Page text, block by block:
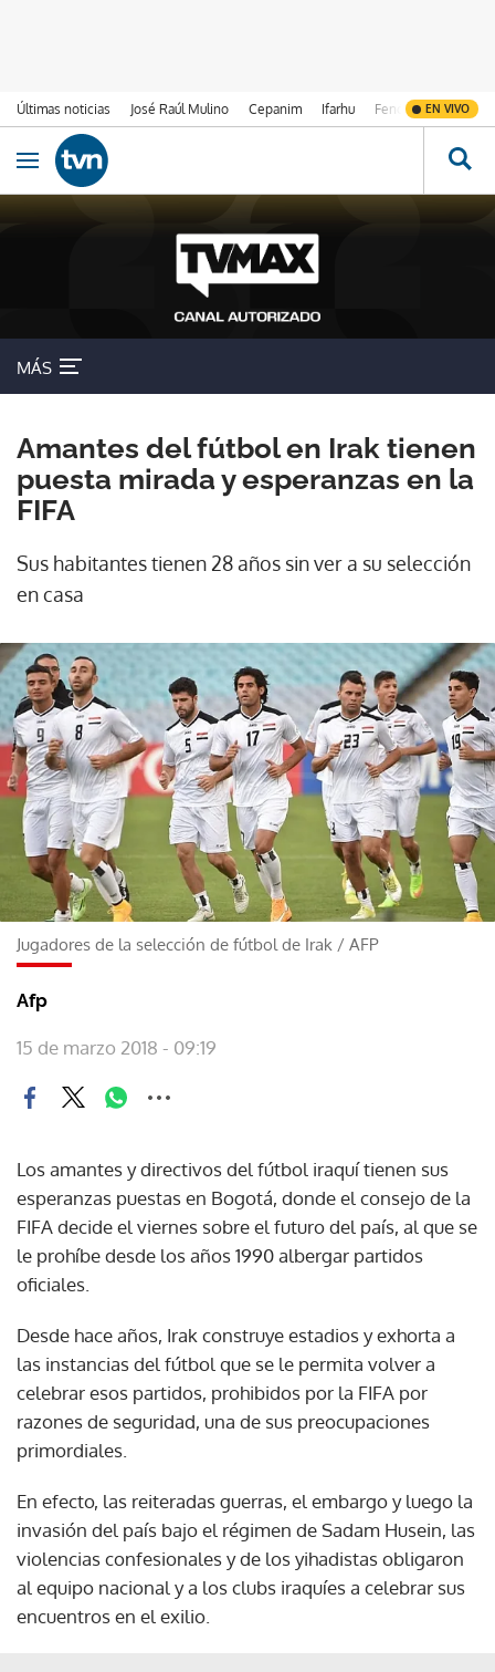
Últimas noticias José Raúl Mulino Cepanim Ifarhu Fenómeno de El
EN VIVO
Ir al contenido
Obrir navegació
MÁS
Amantes del fútbol en Irak tienen
puesta mirada y esperanzas en la
FIFA
Sus habitantes tienen 28 años sin ver a su selección
en casa
Jugadores de la selección de fútbol de Irak / AFP
Afp
15 de marzo 2018 - 09:19
Los amantes y directivos del fútbol iraquí tienen sus
esperanzas puestas en Bogotá, donde el consejo de la
FIFA decide el viernes sobre el futuro del país, al que se
le prohíbe desde los años 1990 albergar partidos
oficiales.
Desde hace años, Irak construye estadios y exhorta a
las instancias del fútbol que se le permita volver a
celebrar esos partidos, prohibidos por la FIFA por
razones de seguridad, una de sus preocupaciones
primordiales.
En efecto, las reiteradas guerras, el embargo y luego la
invasión del país bajo el régimen de Sadam Husein, las
violencias confesionales y de los yihadistas obligaron
al equipo nacional y a los clubs iraquíes a celebrar sus
encuentros en el exilio.